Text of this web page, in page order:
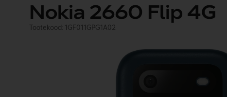
Nokia 2660 Flip 4G
Tootekood: 1GF011GPG1A02